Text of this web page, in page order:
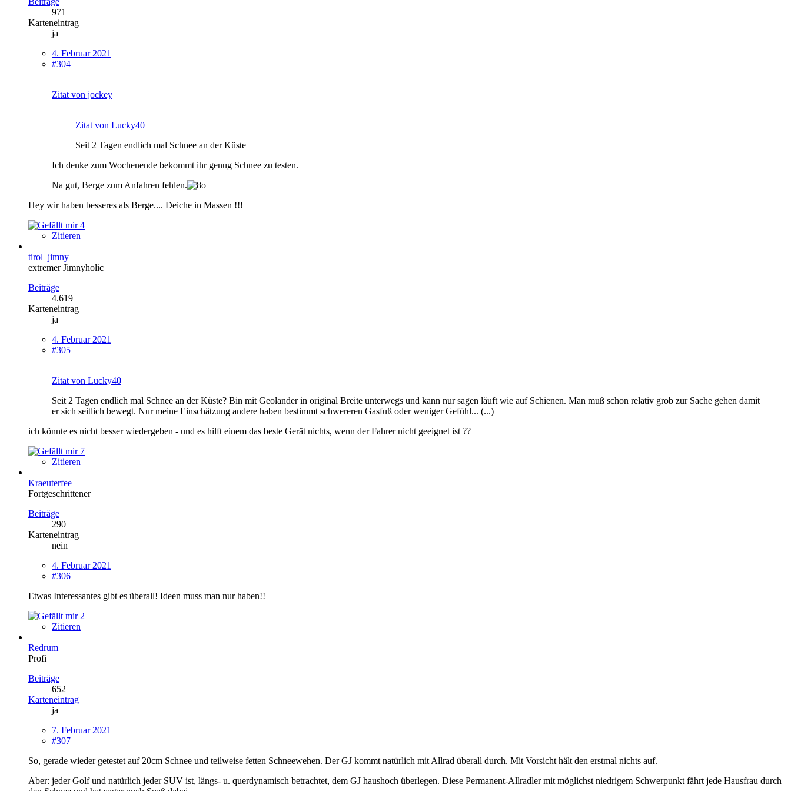
971
Karteneintrag
ja
4. Februar 2021
#304
Zitat von jockey
Zitat von Lucky40
Seit 2 Tagen endlich mal Schnee an der Küste
Ich denke zum Wochenende bekommt ihr genug Schnee zu testen.
Na gut, Berge zum Anfahren fehlen.
Hey wir haben besseres als Berge.... Deiche in Massen !!!
4
Zitieren
tirol_jimny
extremer Jimnyholic
Beiträge
4.619
Karteneintrag
ja
4. Februar 2021
#305
Zitat von Lucky40
Seit 2 Tagen endlich mal Schnee an der Küste? Bin mit Geolander in original Breite unterwegs und kann nur sagen läuft wie auf Schienen. Man muß schon relativ grob zur Sache gehen damit
er sich seitlich bewegt. Nur meine Einschätzung andere haben bestimmt schwereren Gasfuß oder weniger Gefühl... (...)
ich könnte es nicht besser wiedergeben - und es hilft einem das beste Gerät nichts, wenn der Fahrer nicht geeignet ist ??
7
Zitieren
Kraeuterfee
Fortgeschrittener
Beiträge
290
Karteneintrag
nein
4. Februar 2021
#306
Etwas Interessantes gibt es überall! Ideen muss man nur haben!!
2
Zitieren
Redrum
Profi
Beiträge
652
Karteneintrag
ja
7. Februar 2021
#307
So, gerade wieder getestet auf 20cm Schnee und teilweise fetten Schneewehen. Der GJ kommt natürlich mit Allrad überall durch. Mit Vorsicht hält den erstmal nichts auf.
Aber: jeder Golf und natürlich jeder SUV ist, längs- u. querdynamisch betrachtet, dem GJ haushoch überlegen. Diese Permanent-Allradler mit möglichst niedrigem Schwerpunkt fährt jede Hausfrau durch